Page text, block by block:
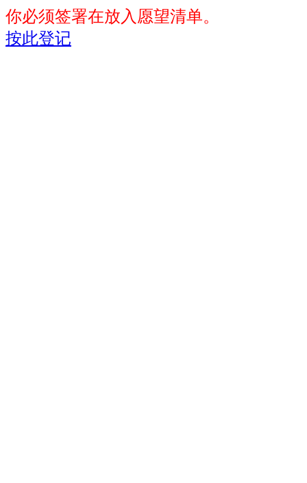
你必须签署在放入愿望清单。
按此登记